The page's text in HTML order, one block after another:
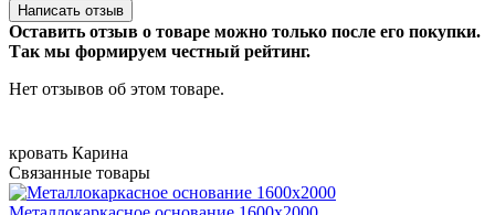
Написать отзыв
Оставить отзыв о товаре можно только после его покупки.
Так мы формируем честный рейтинг.
Нет отзывов об этом товаре.
кровать Карина
Связанные товары